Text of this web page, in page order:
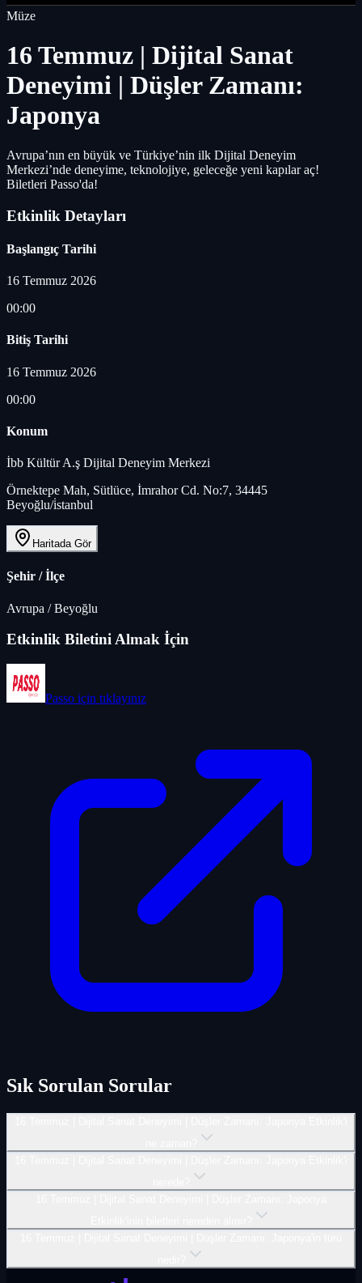
Müze
16 Temmuz | Dijital Sanat
Deneyimi | Düşler Zamanı:
Japonya
Avrupa’nın en büyük ve Türkiye’nin ilk Dijital Deneyim
Merkezi’nde deneyime, teknolojiye, geleceğe yeni kapılar aç!
Biletleri Passo'da!
Etkinlik Detayları
Başlangıç Tarihi
16 Temmuz 2026
00:00
Bitiş Tarihi
16 Temmuz 2026
00:00
Konum
İbb Kültür A.ş Dijital Deneyim Merkezi
Örnektepe Mah, Sütlüce, İmrahor Cd. No:7, 34445
Beyoğlu/i̇stanbul
Haritada Gör
Şehir / İlçe
Avrupa /Beyoğlu
Etkinlik Biletini Almak İçin
Passo için tıklayınız
Sık Sorulan Sorular